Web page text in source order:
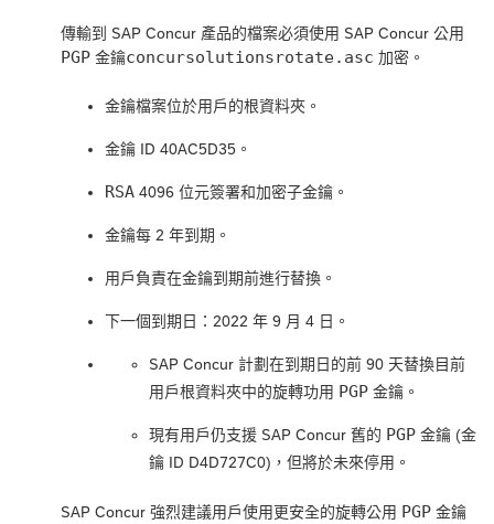
傳輸到 SAP Concur 產品的檔案必須使用 SAP Concur 公用
PGP 金鑰concursolutionsrotate.asc 加密。
金鑰檔案位於用戶的根資料夾。
金鑰 ID 40AC5D35。
RSA 4096 位元簽署和加密子金鑰。
金鑰每 2 年到期。
用戶負責在金鑰到期前進行替換。
下一個到期日：2022 年 9 月 4 日。
SAP Concur 計劃在到期日的前 90 天替換目前
用戶根資料夾中的旋轉功用 PGP 金鑰。
現有用戶仍支援 SAP Concur 舊的 PGP 金鑰 (金
鑰 ID D4D727C0)，但將於未來停用。
SAP Concur 強烈建議用戶使用更安全的旋轉公用 PGP 金鑰